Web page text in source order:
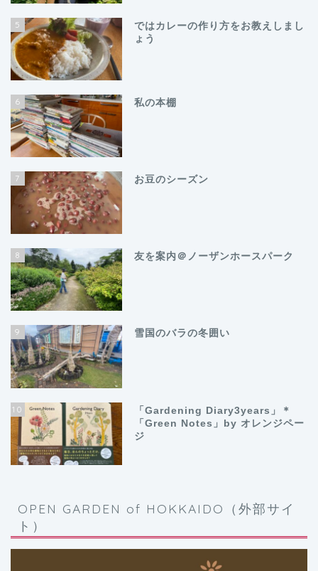
5
ではカレーの作り方をお教えしまし
ょう
6 私の本棚
7 お豆のシーズン
8 友を案内＠ノーザンホースパーク
9 雪国のバラの冬囲い
10
「Gardening Diary3years」＊
「Green Notes」by オレンジペー
ジ
OPEN GARDEN of HOKKAIDO（外部サイ
ト）